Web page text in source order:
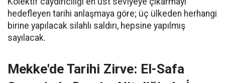
hedefleyen tarihi anlaşmaya göre; üç ülkeden herhangi
birine yapılacak silahlı saldırı, hepsine yapılmış
sayılacak.
Mekke'de Tarihi Zirve: El-Safa